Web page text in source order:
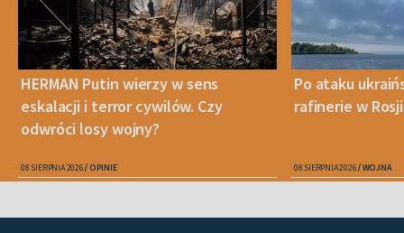
HERMAN Putin wierzy w sens
eskalacji i terror cywilów. Czy
odwróci losy wojny?
08 SIERPNIA 2026 OPINIE
Po ataku
rafinerie w Rosji
08 SIERPNIA 2026 WOJNA